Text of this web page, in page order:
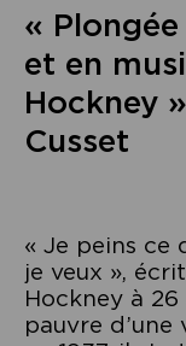
«
et en
Hockney
Cusset
« Je peins ce
je veux »,
Hockney à
pauvre